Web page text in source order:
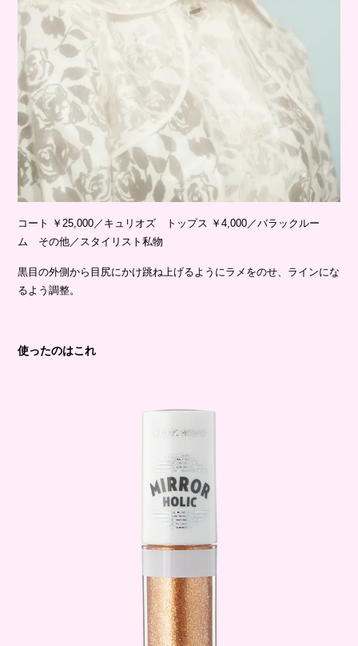
コート ￥25,000／キュリオズ トップス ￥4,000／バラックルー
ム その他／スタイリスト私物
黒目の外側から目尻にかけ跳ね上げるようにラメをのせ、ラインにな
るよう調整。
使ったのはこれ